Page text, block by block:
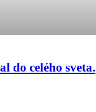
do celého sveta.